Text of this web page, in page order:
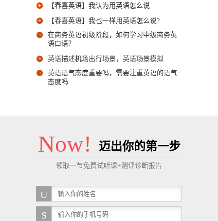
【春喜英语】我认为用英语怎么说
【春喜英语】我也一样用英语怎么说?
在商务英语初级阶段，如何学习中级商务英
语口语？
英语描述机场出行场景，英语场景模拟
英语语气态度重要吗，需要注重英语的语气
态度吗
Now! 迈出你的第一步
领取一节免费试听课+测评诊断报告